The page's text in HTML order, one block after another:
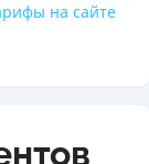
на сайте